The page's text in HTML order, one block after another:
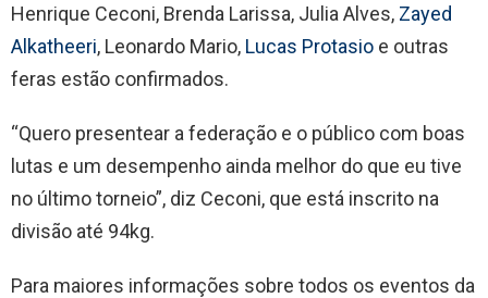
Henrique Ceconi, Brenda Larissa, Julia Alves, Zayed
Alkatheeri, Leonardo Mario, Lucas Protasio e outras
feras estão confirmados.
“Quero presentear a federação e o público com boas
lutas e um desempenho ainda melhor do que eu tive
no último torneio”, diz Ceconi, que está inscrito na
divisão até 94kg.
Para maiores informações sobre todos os eventos da